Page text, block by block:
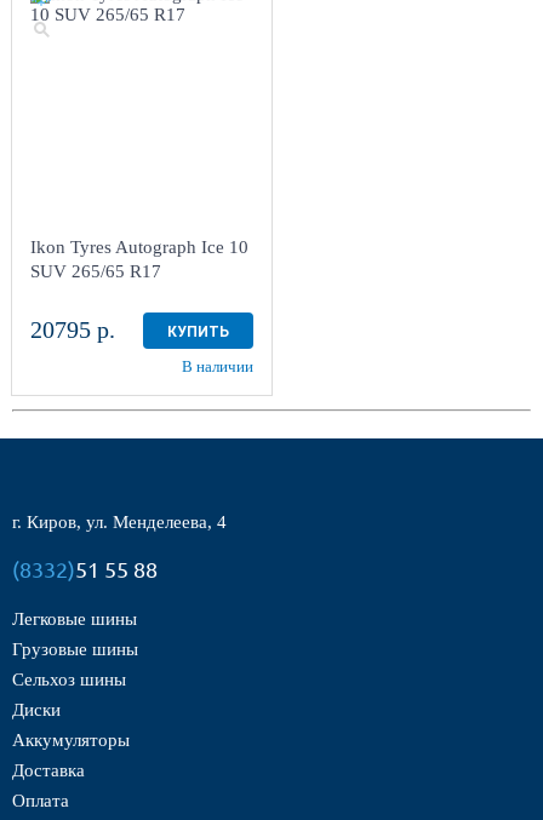
Ikon Tyres Autograph Ice 10
SUV 265/65 R17
20795 р. КУПИТЬ
В наличии
г. Киров, ул. Менделеева, 4
(8332)51 55 88
Легковые шины
Грузовые шины
Сельхоз шины
Диски
Аккумуляторы
Доставка
Оплата